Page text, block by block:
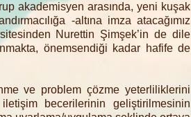
akademisyen arasında, yeni kuşak
-altına imza atacağımız
Nurettin Şimşek’in de dile
önemsendiği kadar hafife de
ve problem çözme yeterliliklerini
becerilerinin geliştirilmesinin